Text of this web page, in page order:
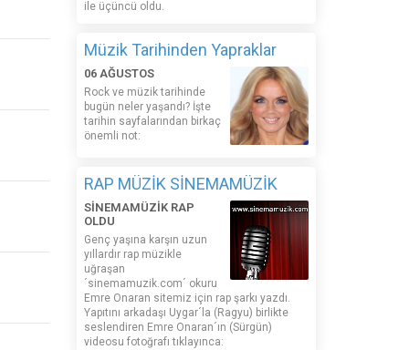
ile üçüncü oldu.
Müzik Tarihinden Yapraklar
06 AĞUSTOS
Rock ve müzik tarihinde
bugün neler yaşandı? İşte
tarihin sayfalarından birkaç
önemli not:
RAP MÜZİK SİNEMAMÜZİK
SİNEMAMÜZİK RAP
OLDU
Genç yaşına karşın uzun
yıllardır rap müzikle
uğraşan
´sinemamuzik.com´ okuru
Emre Onaran sitemiz için rap şarkı yazdı.
Yapıtını arkadaşı Uygar´la (Ragyu) birlikte
seslendiren Emre Onaran´ın (Sürgün)
videosu fotoğrafı tıklayınca: